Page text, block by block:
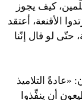
كيف يجوز
الأقنعة، أعتقد
حتّى لو قال إنّنا
التلاميذ
أن ينفِّذوا